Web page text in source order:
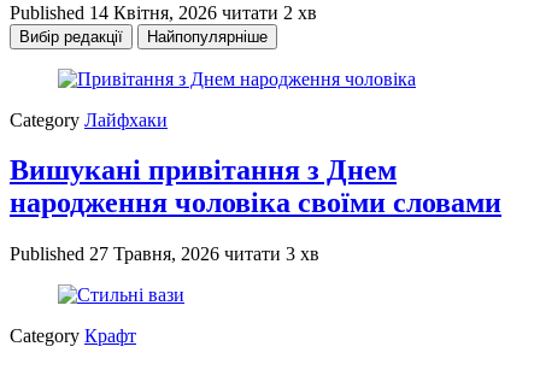
Published 14 Квітня, 2026 читати 2 хв
Вибір редакції Найпопулярніше
Category Лайфхаки
Вишукані привітання з Днем
народження чоловіка своїми словами
Published 27 Травня, 2026 читати 3 хв
Category Крафт